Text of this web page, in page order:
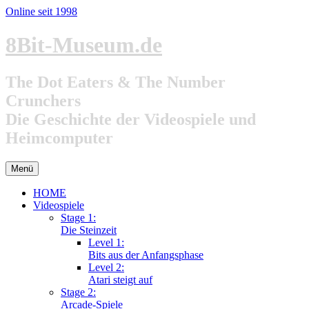
Online seit 1998
Zum
Inhalt
8Bit-Museum.de
The Dot Eaters & The Number
Crunchers
Die Geschichte der Videospiele und
Heimcomputer
Menü
HOME
Videospiele
Stage 1:
Die Steinzeit
Level 1:
Bits aus der Anfangsphase
Level 2:
Atari steigt auf
Stage 2:
Arcade-Spiele